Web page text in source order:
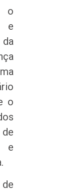
o
e
o
e
de